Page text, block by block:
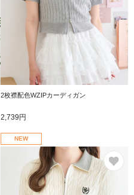
2枚襟配色WZIPカーディガン
2,739円
NEW